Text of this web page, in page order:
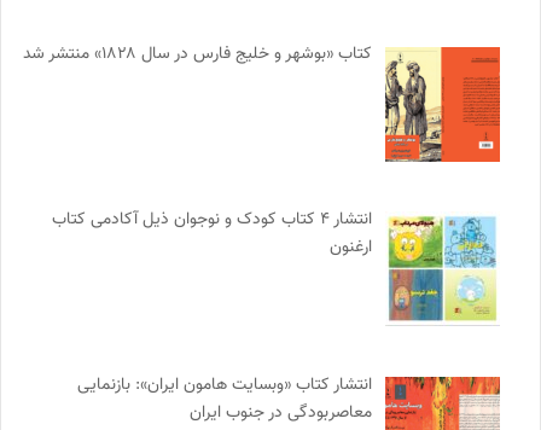
کتاب «بوشهر و خلیج فارس در سال ۱۸۲۸» منتشر شد
انتشار ۴ کتاب کودک و نوجوان ذیل آکادمی کتاب
ارغنون
انتشار کتاب «وبسایت هامون ایران»: بازنمایی
معاصربودگی در جنوب ایران